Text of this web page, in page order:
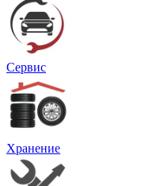
Сервис
Хранение